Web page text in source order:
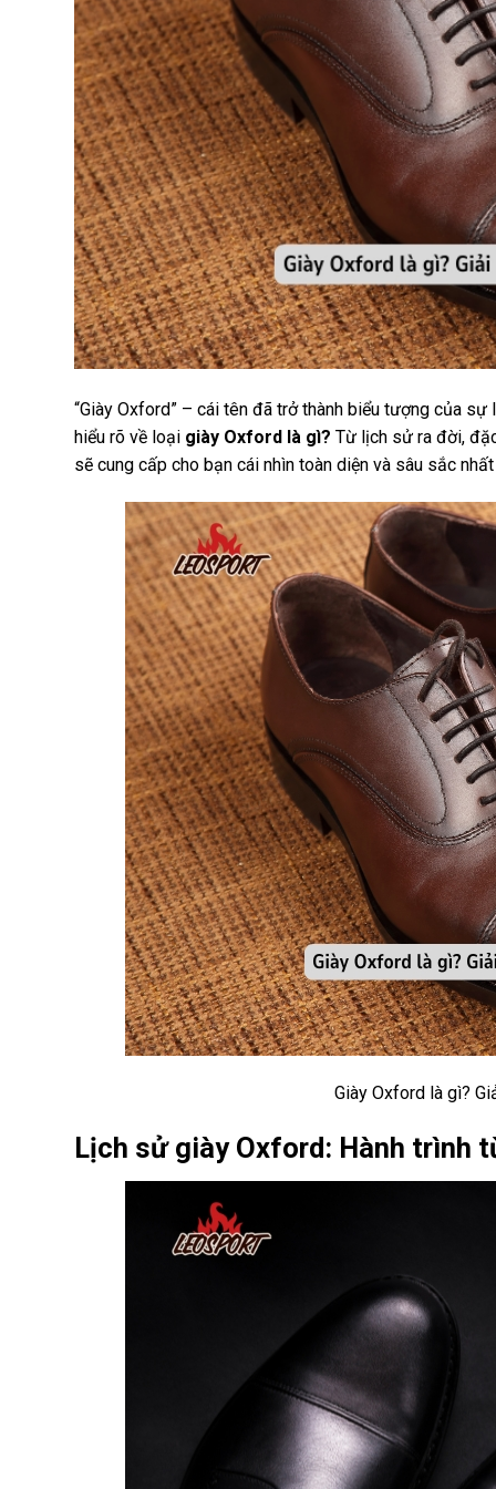
“Giày Oxford” – cái tên đã trở thành biểu tượng của
hiểu rõ về loại giày Oxford là gì? Từ lịch sử ra đời,
sẽ cung cấp cho bạn cái nhìn toàn diện và sâu sắc
Giày Oxford là gì?
Lịch sử giày Oxford: Hành trình